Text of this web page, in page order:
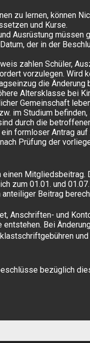
zu lernen, können
und Kurse.
Ausrüstung
der in der
zahlen Schüler,
vorzulegen. Wird
die Änderung
Altersklasse bei
Gemeinschaft
im Studium
durch die
formloser Antrag
Prüfung der
Mitgliedsbeitrag.
zum 01.01. und
Beitrag
Anschriften- und
entstehen. Bei
bezüglich